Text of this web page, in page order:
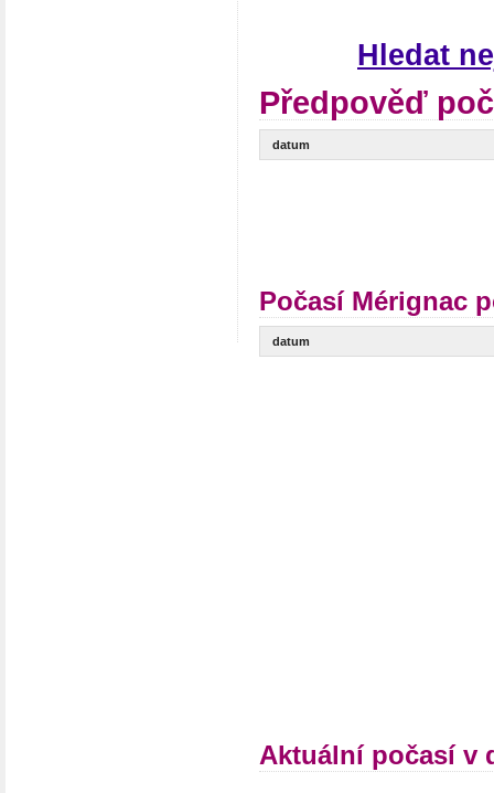
Hledat
Předpověď
datum
Počasí Mérignac
datum
Aktuální počasí v